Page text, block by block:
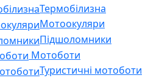
Термобілизна
Мотоокуляри
Підшоломники
Мотоботи
Туристичні мотоботи